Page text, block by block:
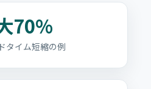
70%
タイム短縮の例